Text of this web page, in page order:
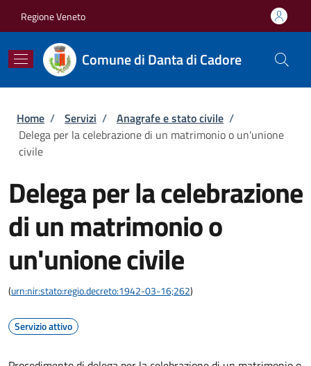
Regione Veneto
Comune di Danta di Cadore
Briciole di pane
Home / Servizi / Anagrafe e stato civile /
Delega per la celebrazione di un matrimonio o un'unione
civile
Delega per la celebrazione
di un matrimonio o
un'unione civile
(urn:nir:stato:regio.decreto:1942-03-16;262)
Servizio attivo